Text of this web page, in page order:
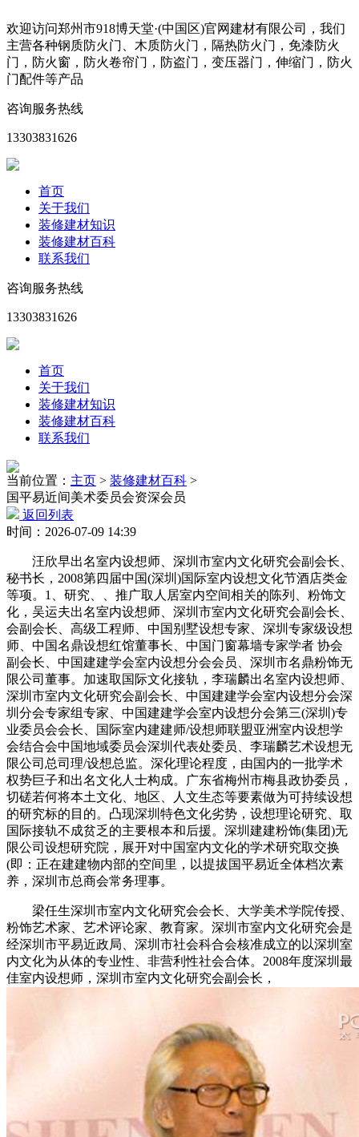
欢迎访问郑州市918博天堂·(中国区)官网建材有限公司，我们
主营各种钢质防火门、木质防火门，隔热防火门，免漆防火
门，防火窗，防火卷帘门，防盗门，变压器门，伸缩门，防火
门配件等产品
咨询服务热线
13303831626
首页
关于我们
装修建材知识
装修建材百科
联系我们
咨询服务热线
13303831626
首页
关于我们
装修建材知识
装修建材百科
联系我们
当前位置： 主页 > 装修建材百科 >
国平易近间美术委员会资深会员
返回列表
时间：2026-07-09 14:39
汪欣早出名室内设想师、深圳市室内文化研究会副会长、
秘书长，2008第四届中国(深圳)国际室内设想文化节酒店类金
等项。1、研究、、推广取人居室内空间相关的陈列、粉饰文
化，吴运夫出名室内设想师、深圳市室内文化研究会副会长、
会副会长、高级工程师、中国别墅设想专家、深圳专家级设想
师、中国名鼎设想红馆董事长、中国门窗幕墙专家学者 协会
副会长、中国建建学会室内设想分会会员、深圳市名鼎粉饰无
限公司董事。加速取国际文化接轨，李瑞麟出名室内设想师、
深圳市室内文化研究会副会长、中国建建学会室内设想分会深
圳分会专家组专家、中国建建学会室内设想分会第三(深圳)专
业委员会会长、国际室内建建师/设想师联盟亚洲室内设想学
会结合会中国地域委员会深圳代表处委员、李瑞麟艺术设想无
限公司总司理/设想总监。深化理论程度，由国内的一批学术
权势巨子和出名文化人士构成。广东省梅州市梅县政协委员，
切磋若何将本土文化、地区、人文生态等要素做为可持续设想
的研究标的目的。凸现深圳特色文化劣势，设想理论研究、取
国际接轨不成贫乏的主要根本和后援。深圳建建粉饰(集团)无
限公司设想研究院，展开对中国室内文化的学术研究取交换
(即：正在建建物内部的空间里，以提拔国平易近全体档次素
养，深圳市总商会常务理事。
梁任生深圳市室内文化研究会会长、大学美术学院传授、
粉饰艺术家、艺术评论家、教育家。深圳市室内文化研究会是
经深圳市平易近政局、深圳市社会科合会核准成立的以深圳室
内文化为从体的专业性、非营利性社会合体。2008年度深圳最
佳室内设想师，深圳市室内文化研究会副会长，